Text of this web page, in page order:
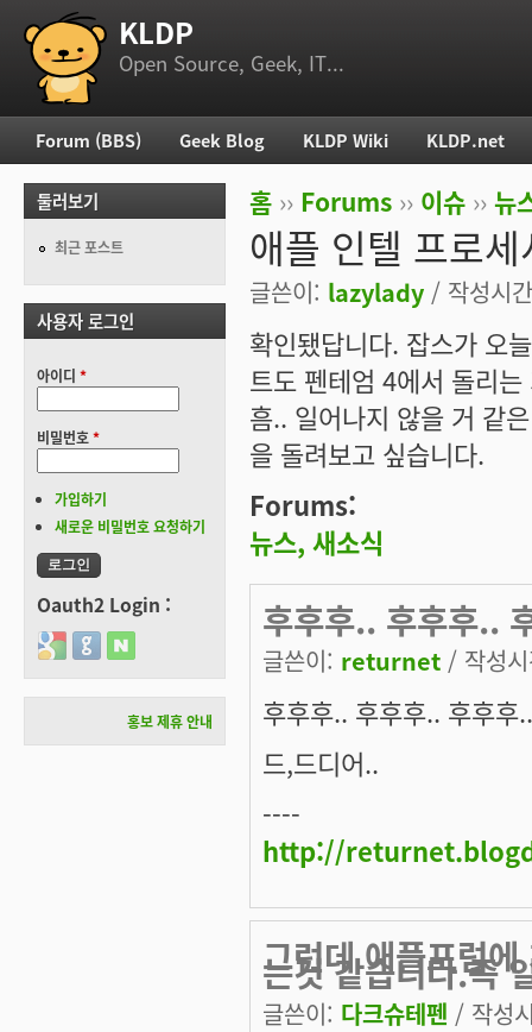
부 메뉴 KLDP
Open Source, Geek, IT...
현재 위치
홈 ›› Forums ›› 이슈 ›› 뉴
애플 인텔 프로
글쓴이: lazylady / 작성시
확인됐답니다. 잡스가 오
트도 펜테엄 4에서 돌리
흠.. 일어나지 않을 거 같
을 돌려보고 싶습니다.
Forums:
뉴스, 새소식
후후후.. 후후후..
글쓴이: returnet / 작성
후후후.. 후후후.. 후후후..
드,드디어..
----
http://
그런데 애플포럼
는것 같습니다.즉
글쓴이: 다크슈테펜 / 작성
주 메뉴
Forum (BBS) Geek Blog KLDP Wiki KLDP.net
둘러보기
최근 포스트
사용자 로그인
아이디 *
비밀번호*
가입하기
새로운 비밀번호 요청하기
Oauth2 Login :
Login with Google
Login with GitHub
Login with Naver
홍보 제휴 안내